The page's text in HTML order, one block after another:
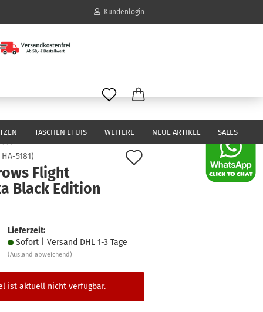
Kundenlogin
erstellen
vergessen?
TASCHEN ETUIS NEUE ARTIKEL SALES
WEITERE
HA-5181)
Flight
Black Edition
Lieferzeit:
Sofort | Versand DHL 1-3 Tage
(Ausland abweichend)
ist aktuell nicht verfügbar.